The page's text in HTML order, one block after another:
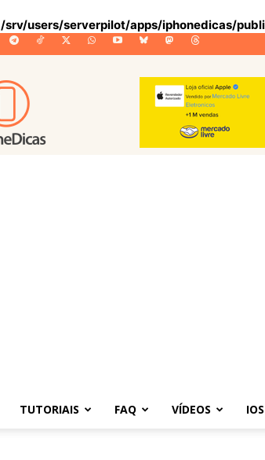
/srv/users/serverpilot/apps/iphonedicas/
iPhoneDicas
TUTORIAIS FAQ VÍDEOS IOS